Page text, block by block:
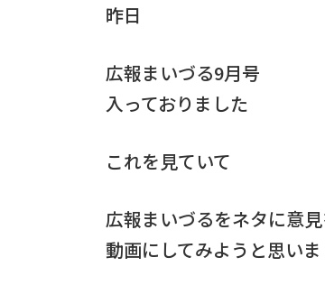
昨日
広報まいづる9月号
入っておりました
これを見ていて
広報まいづるをネタに意
動画にしてみようと思いま